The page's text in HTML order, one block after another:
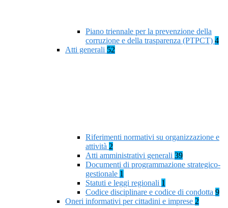
Piano triennale per la prevenzione della
corruzione e della trasparenza (PTPCT) 4
Atti generali 52
Riferimenti normativi su organizzazione e
attività 2
Atti amministrativi generali 39
Documenti di programmazione strategico-
gestionale 1
Statuti e leggi regionali 1
Codice disciplinare e codice di condotta 9
Oneri informativi per cittadini e imprese 2